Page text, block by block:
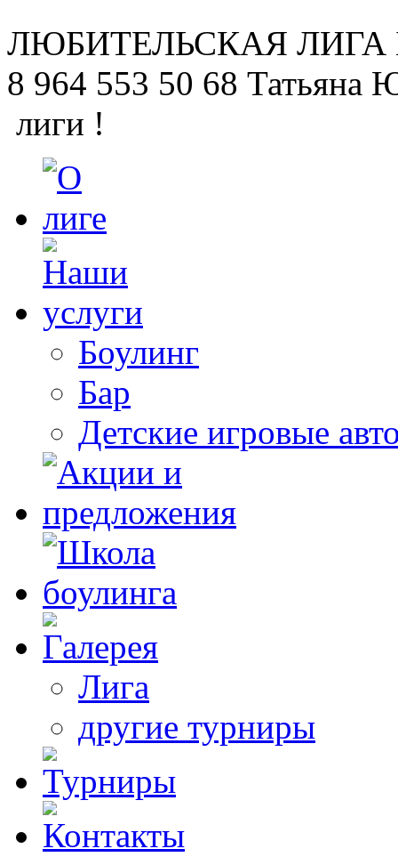
ЛЮБИТЕЛЬСКАЯ ЛИГА
8 964 553 50 68 Татьяна
лиги !
Боулинг
Бар
Детские игровые
Лига
другие турниры